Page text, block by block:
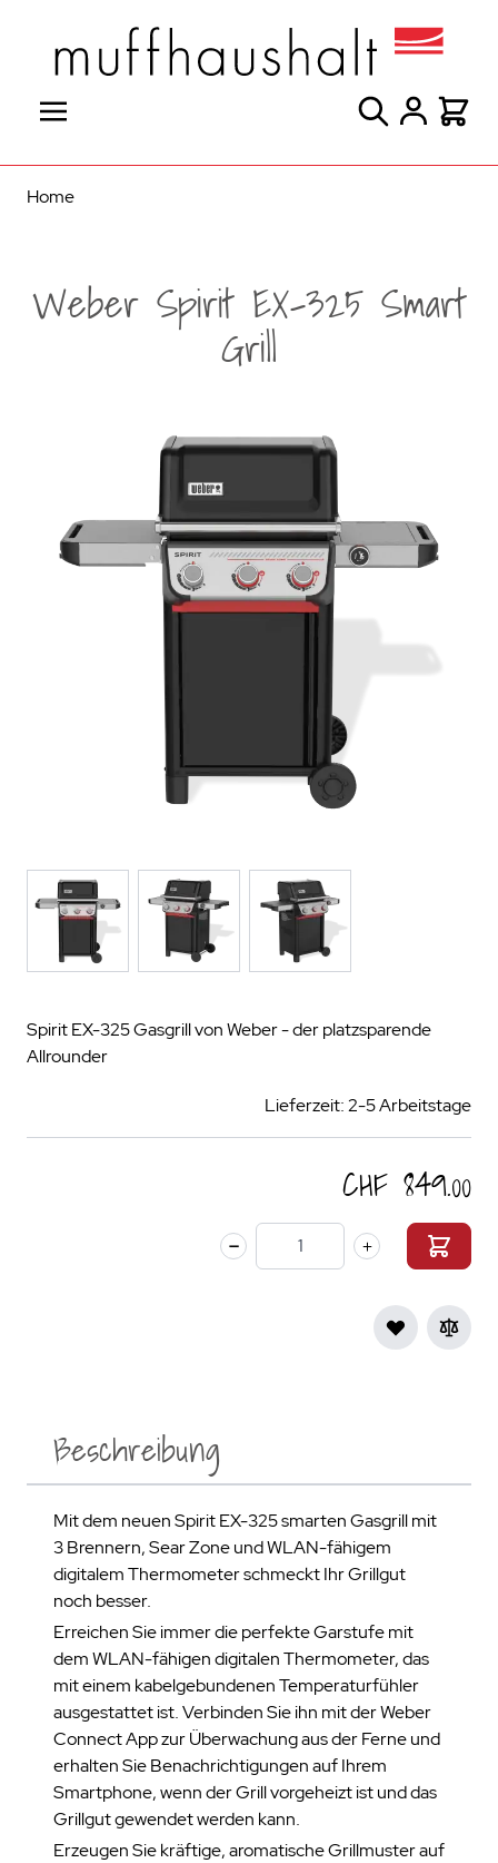
Suche
Home
Weber Spirit EX-325 Smart
Grill
Spirit EX-325 Gasgrill von Weber - der platzsparende
Allrounder
Lieferzeit: 2-5 Arbeitstage
CHF 849.00
Menge
Beschreibung
Mit dem neuen Spirit EX-325 smarten Gasgrill mit
3 Brennern, Sear Zone und WLAN-fähigem
digitalem Thermometer schmeckt Ihr Grillgut
noch besser.
Erreichen Sie immer die perfekte Garstufe mit
dem WLAN-fähigen digitalen Thermometer, das
mit einem kabelgebundenen Temperaturfühler
ausgestattet ist. Verbinden Sie ihn mit der Weber
Connect App zur Überwachung aus der Ferne und
erhalten Sie Benachrichtigungen auf Ihrem
Smartphone, wenn der Grill vorgeheizt ist und das
Grillgut gewendet werden kann.
Erzeugen Sie kräftige, aromatische Grillmuster auf